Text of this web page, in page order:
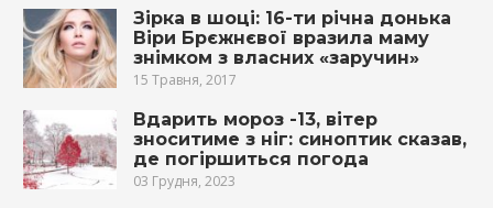
Зірка в шоці: 16-ти річна донька
Віри Брєжнєвої вразила маму
знімком з власних «заручин»
15 Травня, 2017
Вдарить мороз -13, вітер
зноситиме з ніг: синоптик сказав,
де погіршиться погода
03 Грудня, 2023